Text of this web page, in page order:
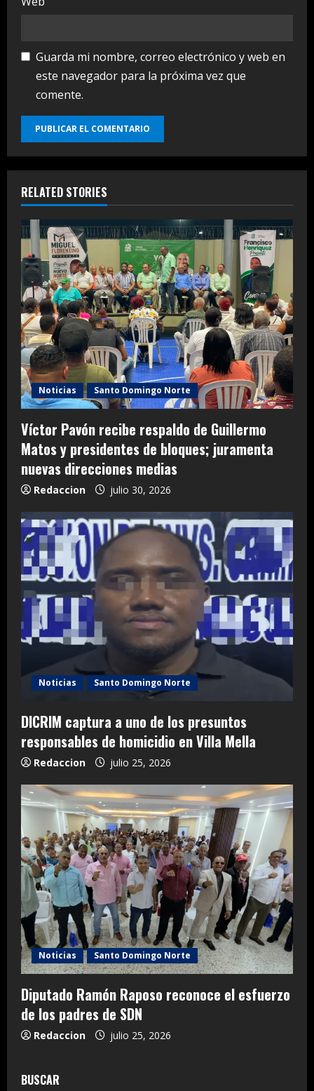
Guarda mi nombre, correo electrónico y web en
este navegador para la próxima vez que
comente.
RELATED STORIES
Noticias Santo Domingo Norte
Víctor Pavón recibe respaldo de Guillermo
Matos y presidentes de bloques; juramenta
nuevas direcciones medias
Redaccion julio 30, 2026
Noticias Santo Domingo Norte
DICRIM captura a uno de los presuntos
responsables de homicidio en Villa Mella
Redaccion julio 25, 2026
Noticias Santo Domingo Norte
Diputado Ramón Raposo reconoce el esfuerzo
de los padres de SDN
Redaccion julio 25, 2026
BUSCAR